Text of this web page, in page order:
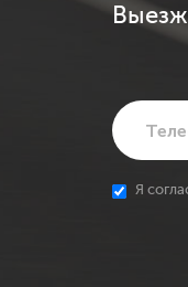
Я